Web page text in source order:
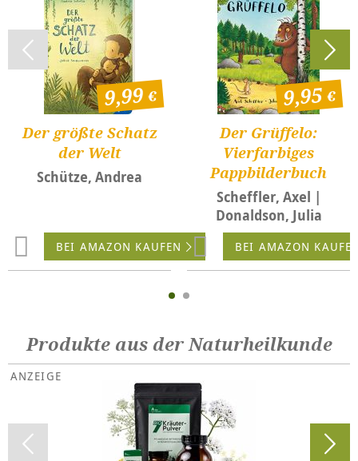
Der größte Schatz
der Welt
Schütze, Andrea
9,99
BEI AMAZON KAUFEN
Der Grüffelo:
Vierfarbiges
Pappbilderbuch
Scheffler, Axel |
Donaldson, Julia
9,95
BEI AMAZON
Produkte aus der Naturheilkunde